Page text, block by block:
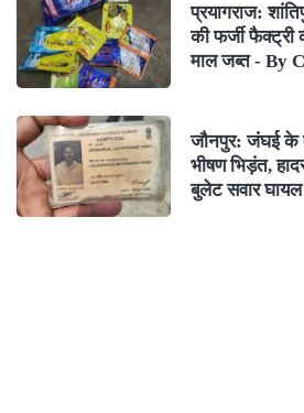
प्रयागराज:
की फर्जी फैक्ट्री
माल जब्त - By
जौनपुर: जंघई के
भीषण भिड़ंत,
बुलेट सवार घायल